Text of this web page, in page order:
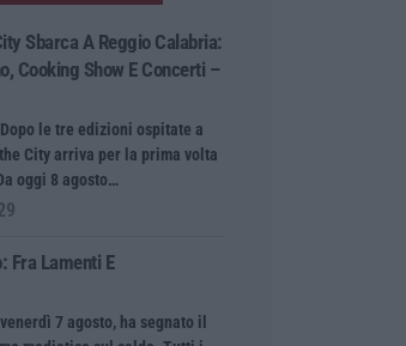
Sbarca A Reggio Calabria:
Cooking Show E Concerti –
Dopo le tre edizioni ospitate a
City arriva per la prima volta
oggi 8 agosto…
Fra Lamenti E
7 agosto, ha segnato il